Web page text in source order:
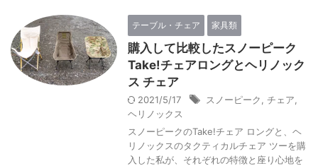
テーブル・チェア 家具類
購入して比較したスノーピーク
Take!チェアロングとヘリノック
ス チェア
2021/5/17 スノーピーク チェア
ヘリノックス
スノーピークのTake!チェア ロングと、ヘ
リノックスのタクティカルチェア ツーを購
入した私が、それぞれの特徴と座り心地を